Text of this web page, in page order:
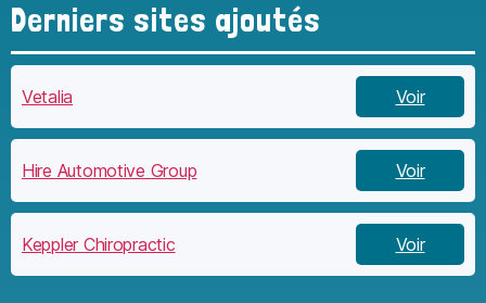
Derniers sites ajoutés
Vetalia Voir
Hire Automotive Group Voir
Keppler Chiropractic Voir